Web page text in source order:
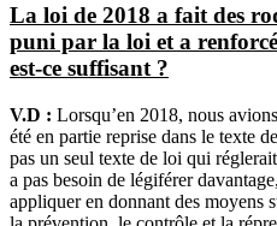
La loi de 2018 a fait des
puni par la loi et a renforcé
est-ce suffisant ?
V.D : Lorsqu’en 2018, nous
été en partie reprise dans le texte
pas un seul texte de loi qui
a pas besoin de légiférer
appliquer en donnant des moyens